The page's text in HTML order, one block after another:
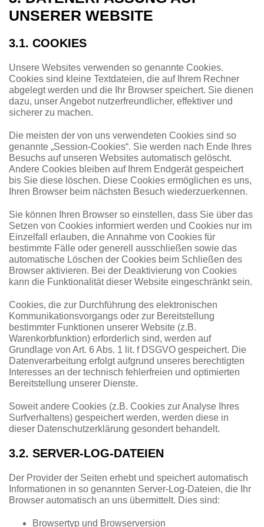
UNSERER WEBSITE
3.1. COOKIES
Unsere Websites verwenden so genannte Cookies.
Cookies sind kleine Textdateien, die auf Ihrem Rechner
abgelegt werden und die Ihr Browser speichert. Sie dienen
dazu, unser Angebot nutzerfreundlicher, effektiver und
sicherer zu machen.
Die meisten der von uns verwendeten Cookies sind so
genannte „Session-Cookies“. Sie werden nach Ende Ihres
Besuchs auf unseren Websites automatisch gelöscht.
Andere Cookies bleiben auf Ihrem Endgerät gespeichert
bis Sie diese löschen. Diese Cookies ermöglichen es uns,
Ihren Browser beim nächsten Besuch wiederzuerkennen.
Sie können Ihren Browser so einstellen, dass Sie über das
Setzen von Cookies informiert werden und Cookies nur im
Einzelfall erlauben, die Annahme von Cookies für
bestimmte Fälle oder generell ausschließen sowie das
automatische Löschen der Cookies beim Schließen des
Browser aktivieren. Bei der Deaktivierung von Cookies
kann die Funktionalität dieser Website eingeschränkt sein.
Cookies, die zur Durchführung des elektronischen
Kommunikationsvorgangs oder zur Bereitstellung
bestimmter Funktionen unserer Website (z.B.
Warenkorbfunktion) erforderlich sind, werden auf
Grundlage von Art. 6 Abs. 1 lit. f DSGVO gespeichert. Die
Datenverarbeitung erfolgt aufgrund unseres berechtigten
Interesses an der technisch fehlerfreien und optimierten
Bereitstellung unserer Dienste.
Soweit andere Cookies (z.B. Cookies zur Analyse Ihres
Surfverhaltens) gespeichert werden, werden diese in
dieser Datenschutzerklärung gesondert behandelt.
3.2. SERVER-LOG-DATEIEN
Der Provider der Seiten erhebt und speichert automatisch
Informationen in so genannten Server-Log-Dateien, die Ihr
Browser automatisch an uns übermittelt. Dies sind:
Browsertyp und Browserversion